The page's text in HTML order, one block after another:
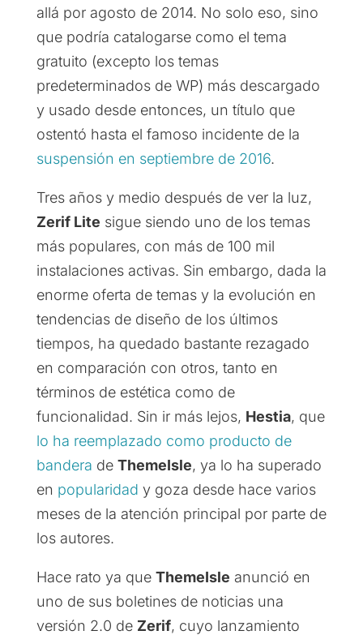
allá por agosto de 2014. No solo eso, sino
que podría catalogarse como el tema
gratuito (excepto los temas
predeterminados de WP) más descargado
y usado desde entonces, un título que
ostentó hasta el famoso incidente de la
suspensión en septiembre de 2016.
Tres años y medio después de ver la luz,
Zerif Lite sigue siendo uno de los temas
más populares, con más de 100 mil
instalaciones activas. Sin embargo, dada la
enorme oferta de temas y la evolución en
tendencias de diseño de los últimos
tiempos, ha quedado bastante rezagado
en comparación con otros, tanto en
términos de estética como de
funcionalidad. Sin ir más lejos, Hestia, que
lo ha reemplazado como producto de
bandera de ThemeIsle, ya lo ha superado
en popularidad y goza desde hace varios
meses de la atención principal por parte de
los autores.
Hace rato ya que ThemeIsle anunció en
uno de sus boletines de noticias una
versión 2.0 de Zerif, cuyo lanzamiento